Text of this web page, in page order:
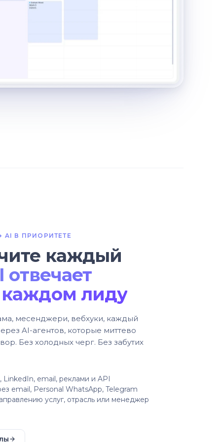
В ПРИОРИТЕТЕ
каждый
отвечает
лиду
месенджери, вебхуки, каждый
AI-агентов, которые миттево
Без холодных черг. Без забутих
LinkedIn, email, реклами и API
email, Personal WhatsApp, Telegram
услуг, отрасль или менеджер